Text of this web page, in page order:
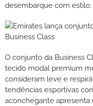
desembarque com estilo.
O conjunto da Business
tecido modal premium
consideram leve e
tendências esportivas
aconchegante